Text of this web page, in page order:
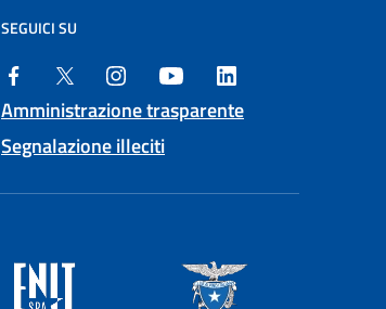
SEGUICI SU
Amministrazione trasparente
Segnalazione illeciti